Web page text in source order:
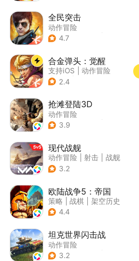
全民突击
动作冒险
| 第三人称射击
4.7
合金弹头：觉醒
支持iOS
动作冒险
| 射击
2.4
抢滩登陆3D
动作冒险
| 第一人称射击
3.9
现代战舰
动作冒险 射击
战舰
| 5v5
3.2
欧陆战争5：帝国
策略 战棋
架空历史
| 欧陆战争
4.4
坦克世界闪击战
动作冒险
| 第三人称射击
3.2